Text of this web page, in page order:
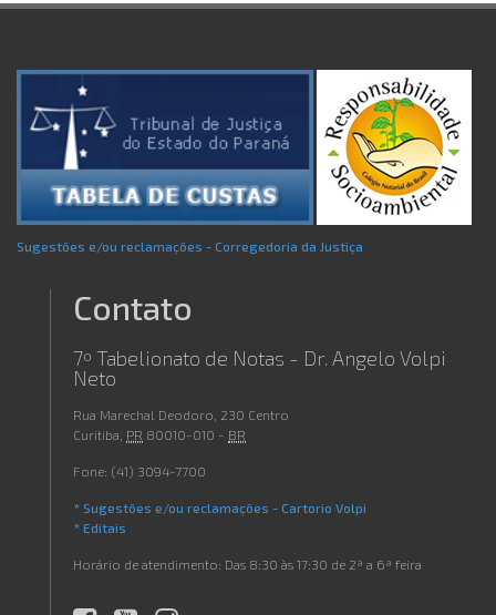
Sugestões e/ou reclamações - Corregedoria da Justiça
Contato
7º Tabelionato de Notas - Dr. Angelo Volpi
Neto
Rua Marechal Deodoro, 230 Centro
Curitiba PR 80010-010 - BR
Fone: (41) 3094-7700
* Sugestões e/ou reclamações - Cartorio Volpi
* Editais
Horário de atendimento: Das 8:30 às 17:30 de 2ª a 6ª feira